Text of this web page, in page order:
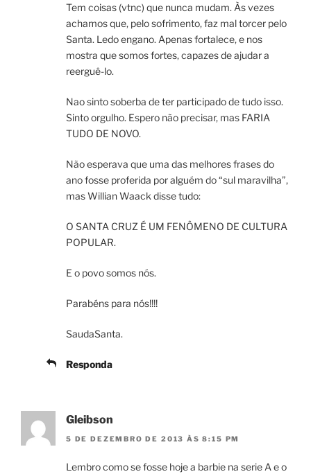
Tem coisas (vtnc) que nunca mudam. Às vezes
achamos que, pelo sofrimento, faz mal torcer pelo
Santa. Ledo engano. Apenas fortalece, e nos
mostra que somos fortes, capazes de ajudar a
reerguê-lo.
Nao sinto soberba de ter participado de tudo isso.
Sinto orgulho. Espero não precisar, mas FARIA
TUDO DE NOVO.
Não esperava que uma das melhores frases do
ano fosse proferida por alguém do “sul maravilha”,
mas Willian Waack disse tudo:
O SANTA CRUZ É UM FENÔMENO DE CULTURA
POPULAR.
E o povo somos nós.
Parabéns para nós!!!!
SaudaSanta.
Responda
Gleibson
5 DE DEZEMBRO DE 2013 ÀS 8:15 PM
Lembro como se fosse hoje a barbie na serie A e o